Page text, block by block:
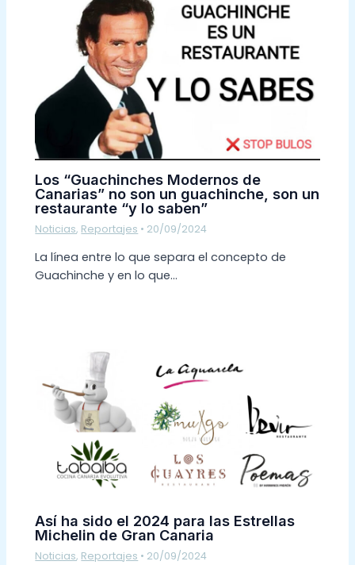
Los “Guachinches Modernos de
Canarias” no son un guachinche, son un
restaurante “y lo saben”
Noticias, Reportajes • 20/09/2024
La línea entre lo que separa el concepto de
Guachinche y en lo que…
Así ha sido el 2024 para las Estrellas
Michelin de Gran Canaria
Noticias, Reportajes • 20/09/2024